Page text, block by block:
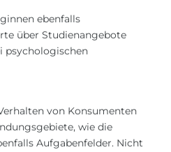
ebenfalls
über Studienangebote
psychologischen
von Konsumenten
wie die
Aufgabenfelder. Nicht